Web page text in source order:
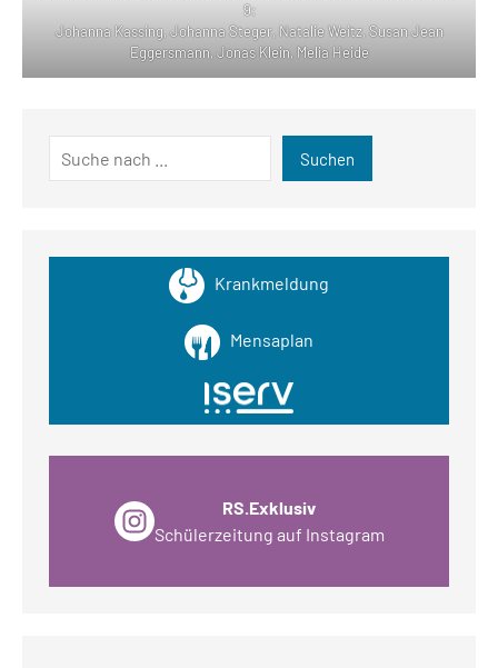
9:
Johanna Kassing, Johanna Steger, Natalie Weitz, Susan Jean
Eggersmann, Jonas Klein, Melia Heide
Suchen
Krankmeldung
Mensaplan
RS.Exklusiv
Schülerzeitung auf Instagram